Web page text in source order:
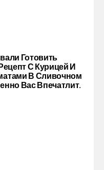
Готовить
С Курицей И
В Сливочном
Вас Впечатлит.